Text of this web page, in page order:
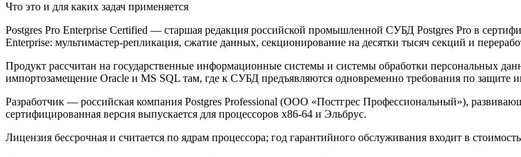
Что это и для каких задач применяется
Postgres Pro Enterprise Certified — старшая редакция российской промышленной СУБД Postgres Pro в
Enterprise: мультимастер-репликация, сжатие данных, секционирование на десятки тысяч секций и
Продукт рассчитан на государственные информационные системы и системы обработки персональных
импортозамещение Oracle и MS SQL там, где к СУБД предъявляются одновременно требования по защите
Разработчик — российская компания Postgres Professional (ООО «Постгрес Профессиональный»),
сертифицированная версия выпускается для процессоров x86-64 и Эльбрус.
Лицензия бессрочная и считается по ядрам процессора; год гарантийного обслуживания входит в